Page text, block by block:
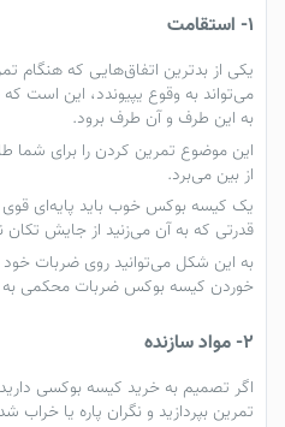
1- استقامت
یکی از بدترین اتفاق‌هایی که هنگام
می‌تواند به وقوع یپیوندد، این
به این طرف و آن طرف برود.
این موضوع تمرین کردن را برای شما
از بین می‌برد.
یک کیسه‌ بوکس خوب باید پایه‌ای قوی
قدرتی که به آن می‌زنید از جایش تکان
به این شکل می‌توانید روی ضربات خود
خوردن کیسه بوکس ضربات محکمی به
2- مواد سازنده
اگر تصمیم به خرید کیسه بوکسی دارید
تمرین بپردازید و نگران پاره یا خراب